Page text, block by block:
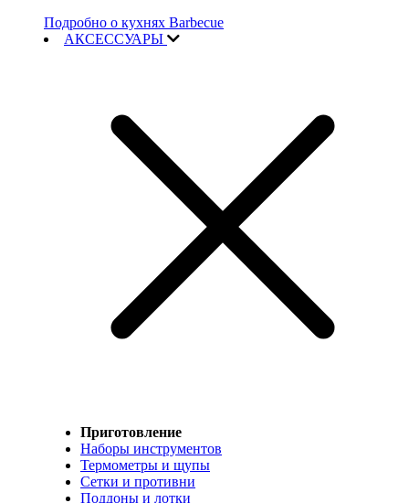
Подробно о кухнях Barbecue
АКСЕССУАРЫ
Приготовление
Наборы инструментов
Термометры и щупы
Сетки и противни
Поддоны и лотки